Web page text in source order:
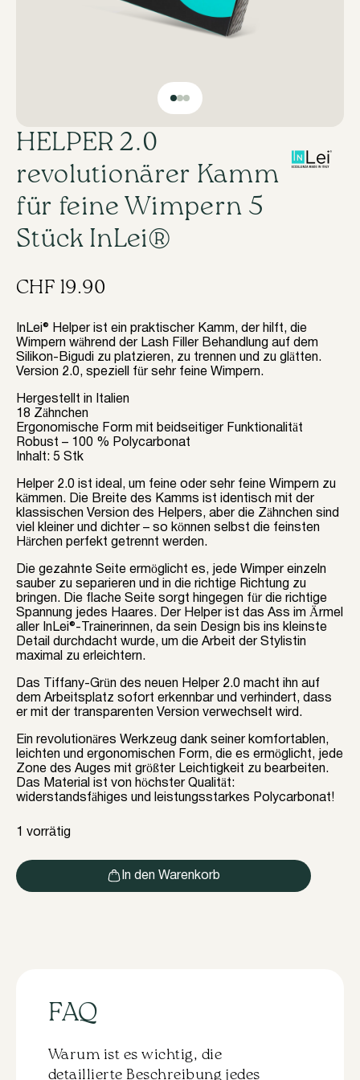
HELPER 2.0
revolutionärer Kamm
für feine Wimpern 5
Stück InLei®
CHF 19.90
InLei® Helper ist ein praktischer Kamm, der hilft, die
Wimpern während der Lash Filler Behandlung auf dem
Silikon-Bigudi zu platzieren, zu trennen und zu glätten.
Version 2.0, speziell für sehr feine Wimpern.
Hergestellt in Italien
18 Zähnchen
Ergonomische Form mit beidseitiger Funktionalität
Robust – 100 % Polycarbonat
Inhalt: 5 Stk
Helper 2.0 ist ideal, um feine oder sehr feine Wimpern zu
kämmen. Die Breite des Kamms ist identisch mit der
klassischen Version des Helpers, aber die Zähnchen sind
viel kleiner und dichter – so können selbst die feinsten
Härchen perfekt getrennt werden.
Die gezahnte Seite ermöglicht es, jede Wimper einzeln
sauber zu separieren und in die richtige Richtung zu
bringen. Die flache Seite sorgt hingegen für die richtige
Spannung jedes Haares. Der Helper ist das Ass im Ärmel
aller InLei®-Trainerinnen, da sein Design bis ins kleinste
Detail durchdacht wurde, um die Arbeit der Stylistin
maximal zu erleichtern.
Das Tiffany-Grün des neuen Helper 2.0 macht ihn auf
dem Arbeitsplatz sofort erkennbar und verhindert, dass
er mit der transparenten Version verwechselt wird.
Ein revolutionäres Werkzeug dank seiner komfortablen,
leichten und ergonomischen Form, die es ermöglicht, jede
Zone des Auges mit größter Leichtigkeit zu bearbeiten.
Das Material ist von höchster Qualität:
widerstandsfähiges und leistungsstarkes Polycarbonat!
1 vorrätig
In den Warenkorb
FAQ
Warum ist es wichtig, die
detaillierte Beschreibung jedes